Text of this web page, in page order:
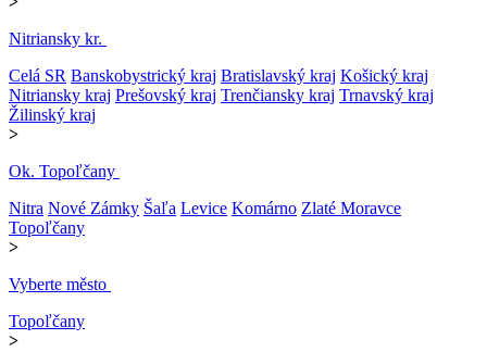
Nitriansky kr.
Celá SR Banskobystrický kraj Bratislavský kraj Košický kraj
Nitriansky kraj Prešovský kraj Trenčiansky kraj Trnavský kraj
Žilinský kraj
>
Ok. Topoľčany
Nitra Nové Zámky Šaľa Levice Komárno Zlaté Moravce
Topoľčany
>
Vyberte město
Topoľčany
>